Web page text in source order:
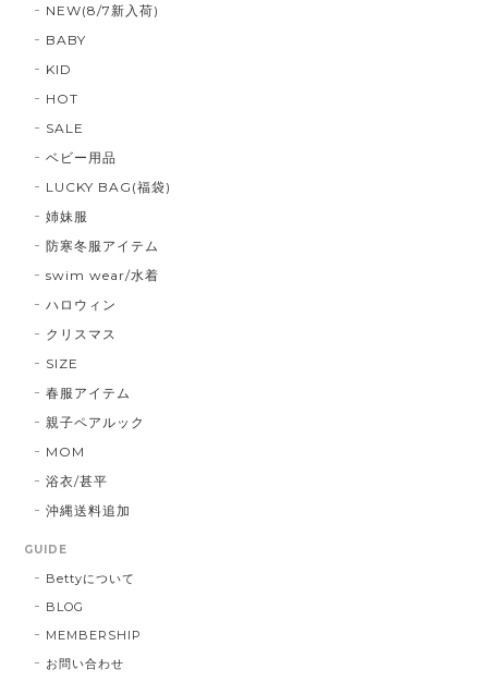
NEW(8/7新入荷)
BABY
KID
HOT
SALE
ベビー用品
LUCKY BAG(福袋)
姉妹服
防寒冬服アイテム
swim wear/水着
ハロウィン
クリスマス
SIZE
春服アイテム
親子ペアルック
MOM
浴衣/甚平
沖縄送料追加
GUIDE
Bettyについて
BLOG
MEMBERSHIP
お問い合わせ